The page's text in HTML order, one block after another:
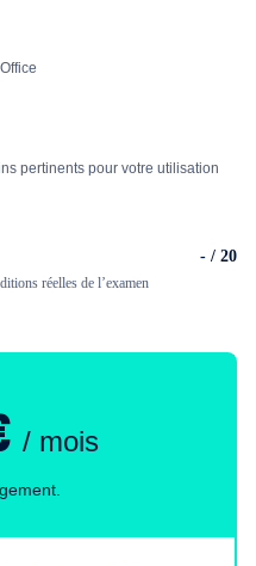
pertinents pour votre utilisation
réelles de l’examen
- / 20
/ mois